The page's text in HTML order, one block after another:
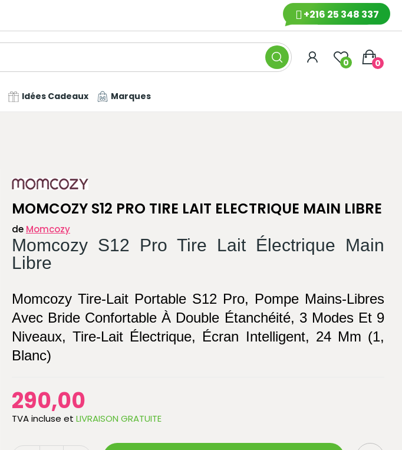
+216 25 348 337
0 0
Idées Cadeaux Marques
MOMCOZY S12 PRO TIRE LAIT ELECTRIQUE MAIN LIBRE
de Momcozy
Momcozy S12 Pro Tire Lait Électrique Main
Libre
Momcozy Tire-Lait Portable S12 Pro, Pompe Mains-Libres
Avec Bride Confortable À Double Étanchéité, 3 Modes Et 9
Niveaux, Tire-Lait Électrique, Écran Intelligent, 24 Mm (1,
Blanc)
290,00
TVA incluse et LIVRAISON GRATUITE